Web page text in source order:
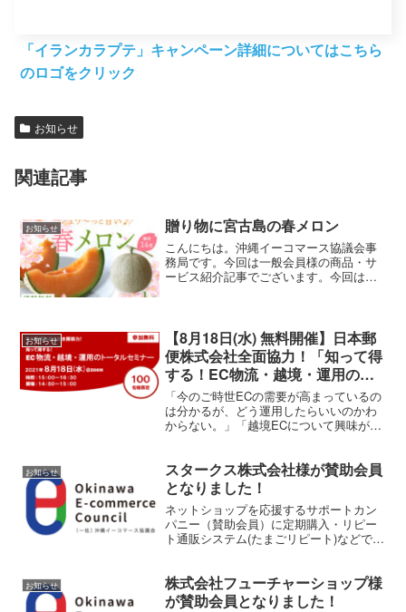
「イランカラプテ」キャンペーン詳細についてはこちら
のロゴをクリック
お知らせ
関連記事
お知らせ 贈り物に宮古島の春メロン
こんにちは。沖縄イーコマース協議会事
務局です。今回は一般会員様の商品・サ
ービス紹介記事でございます。今回は琉
っても喜ばれるといえば、...
お知らせ
【8月18日(水) 無料開催】日本郵
便株式会社全面協力！「知って得
する！EC物流・越境・運用のト
ータルセミナー」
「今のご時世ECの需要が高まっているの
は分かるが、どう運用したらいいのかわ
からない。」「越境ECについて興味があ
にはこういった不安を抱えている方がい
るのではないでしょうか？このセミナー
ではEC運用のみならず、物流面から見た
ECの今後、越境ECの現状まで各分野の
スペシャリストが物流・ECに関わる、あ
らゆる疑問を解決してくれます！
お知らせ
スタークス株式会社様が賛助会員
となりました！
ネットショップを応援するサポートカン
パニー（賛助会員）に定期購入・リピー
ト通販システム(たまごリピート)などで有
お知らせ
株式会社フューチャーショップ様
が賛助会員となりました！